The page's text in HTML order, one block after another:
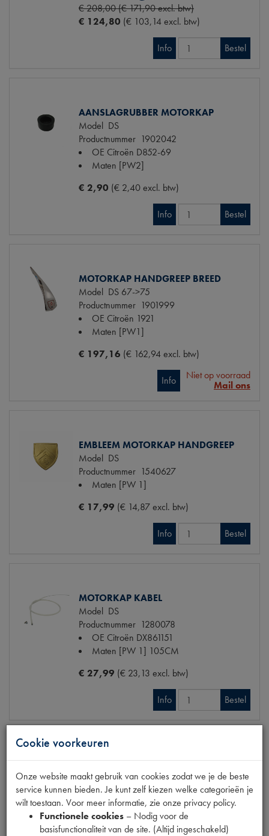
€ 208,00 (€ 171,90 excl. btw)
€ 124,80 (€ 103,14 excl. btw)
Info Bestel
AANSLAGRUBBER MOTORKAP
Model DS
Productnummer 1902042
OE Citroën D852-69
Maten [PW2]
€ 2,90 (€ 2,40 excl. btw)
Info Bestel
MOTORKAP HANDGREEP BREED
Model DS 67->75
Productnummer 1901999
OE Citroën 1921
Maten [PW1]
€ 197,16 (€ 162,94 excl. btw)
Info
Niet op voorraad
Mail ons
EMBLEEM MOTORKAP HANDGREEP
Model DS
Productnummer 1540627
Maten [PW 1]
€ 17,99 (€ 14,87 excl. btw)
Info Bestel
MOTORKAP KABEL
Model DS
Productnummer 1280078
OE Citroën DX861151
Maten [PW 1] 105CM
€ 27,99 (€ 23,13 excl. btw)
Info Bestel
PARAVAN
ModelDS
Productnummer1740648
OE CitroënDS822-3
Maten[PW1]
Cookie voorkeuren
Onze website maakt gebruik van cookies zodat we je de beste
service kunnen bieden. Je kunt zelf kiezen welke categorieën je
wilt toestaan. Voor meer informatie, zie onze privacy policy.
Functionele cookies – Nodig voor de
basisfunctionaliteit van de site. (Altijd ingeschakeld)